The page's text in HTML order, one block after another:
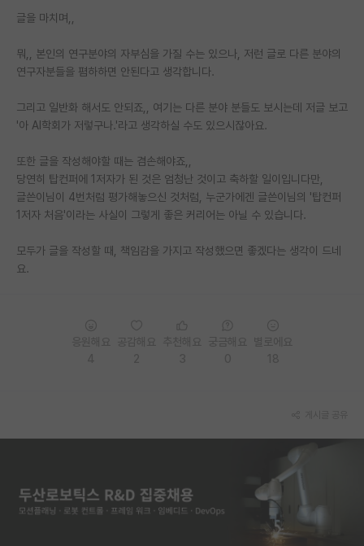
글을 마치며,,
뭐,, 본인의 연구분야의 자부심을 가질 수는 있으나, 저런 글로 다른 분야의
연구자분들을 폄하하면 안된다고 생각합니다.
그리고 일반화 해서도 안되죠,, 여기는 다른 분야 분들도 보시는데 저글 보고
'아 AI학회가 저렇구나.'라고 생각하실 수도 있으시잖아요.
또한 글을 작성해야할 때는 겸손해야죠,,
당연히 탑컨퍼에 1저자가 된 것은 엄청난 것이고 축하할 일이입니다만,
글쓴이님이 4번처럼 평가해놓으신 것처럼, 누군가에겐 글쓴이님의 '탑컨퍼
1저자 처음'이라는 사실이 그렇게 좋은 커리어는 아닐 수 있습니다.
모두가 글을 작성할 때, 책임감을 가지고 작성했으면 좋겠다는 생각이 드네
요.